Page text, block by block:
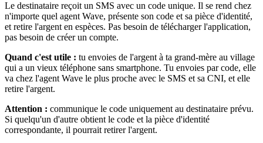
Le destinataire reçoit un SMS avec un code unique. Il se rend chez
n'importe quel agent Wave, présente son code et sa pièce d'identité,
et retire l'argent en espèces. Pas besoin de télécharger l'application,
pas besoin de créer un compte.
Quand c'est utile : tu envoies de l'argent à ta grand-mère au village
qui a un vieux téléphone sans smartphone. Tu envoies par code, elle
va chez l'agent Wave le plus proche avec le SMS et sa CNI, et elle
retire l'argent.
Attention : communique le code uniquement au destinataire prévu.
Si quelqu'un d'autre obtient le code et la pièce d'identité
correspondante, il pourrait retirer l'argent.